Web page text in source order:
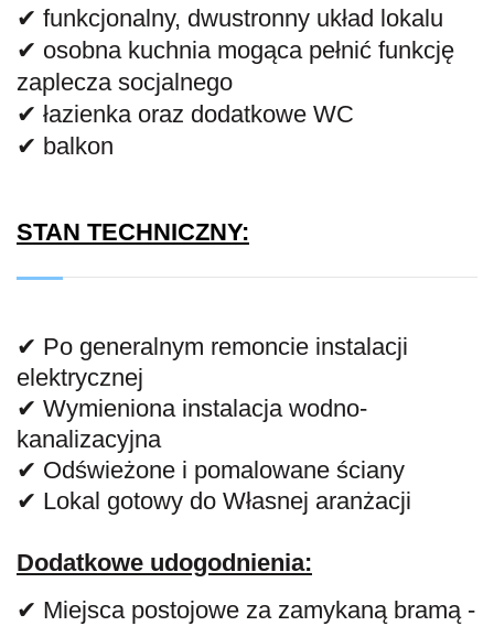
✔ funkcjonalny, dwustronny układ lokalu
✔ osobna kuchnia mogąca pełnić funkcję
zaplecza socjalnego
✔ łazienka oraz dodatkowe WC
✔ balkon
STAN TECHNICZNY:
✔ Po generalnym remoncie instalacji
elektrycznej
✔ Wymieniona instalacja wodno-
kanalizacyjna
✔ Odświeżone i pomalowane ściany
✔ Lokal gotowy do Własnej aranżacji
Dodatkowe udogodnienia:
✔ Miejsca postojowe za zamykaną bramą -